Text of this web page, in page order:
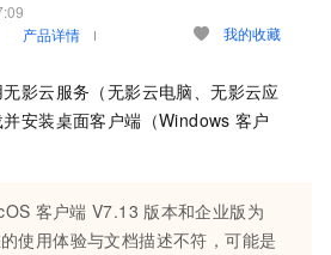
产品详情 我的收藏
影云服务（无影云电脑、无影云应
安装桌面客户端（Windows 客户
客户端 V7.13 版本和企业版为
使用体验与文档描述不符，可能是